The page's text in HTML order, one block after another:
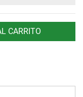
CARRITO